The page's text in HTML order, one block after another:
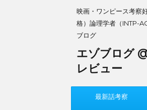
映画・ワンピース考察
格）論理学者（INTP-
ブログ
エゾブログ
レビュー
最新話考察